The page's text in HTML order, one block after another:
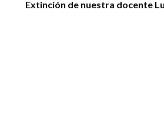
Extinción de nuestra docente